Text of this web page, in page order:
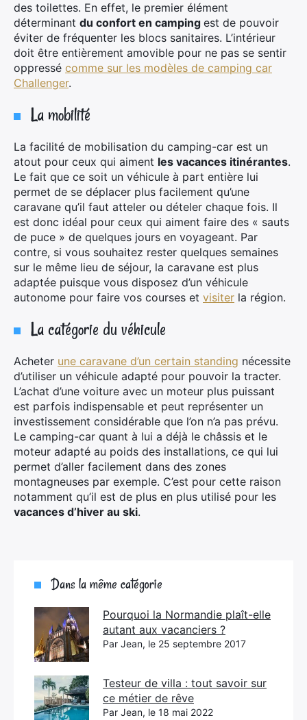
des toilettes. En effet, le premier élément
déterminant du confort en camping est de pouvoir
éviter de fréquenter les blocs sanitaires. L’intérieur
doit être entièrement amovible pour ne pas se sentir
oppressé comme sur les modèles de camping car
Challenger.
La mobilité
La facilité de mobilisation du camping-car est un
atout pour ceux qui aiment les vacances itinérantes.
Le fait que ce soit un véhicule à part entière lui
permet de se déplacer plus facilement qu’une
caravane qu’il faut atteler ou dételer chaque fois. Il
est donc idéal pour ceux qui aiment faire des « sauts
de puce » de quelques jours en voyageant. Par
contre, si vous souhaitez rester quelques semaines
sur le même lieu de séjour, la caravane est plus
adaptée puisque vous disposez d’un véhicule
autonome pour faire vos courses et visiter la région.
La catégorie du véhicule
Acheter une caravane d’un certain standing nécessite
d’utiliser un véhicule adapté pour pouvoir la tracter.
L’achat d’une voiture avec un moteur plus puissant
est parfois indispensable et peut représenter un
investissement considérable que l’on n’a pas prévu.
Le camping-car quant à lui a déjà le châssis et le
moteur adapté au poids des installations, ce qui lui
permet d’aller facilement dans des zones
montagneuses par exemple. C’est pour cette raison
notamment qu’il est de plus en plus utilisé pour les
vacances d’hiver au ski.
Dans la même catégorie
Pourquoi la Normandie plaît-elle
autant aux vacanciers ?
Par Jean, le 25 septembre 2017
Testeur de villa : tout savoir sur
ce métier de rêve
Par Jean, le 18 mai 2022
×
Rechercher
: